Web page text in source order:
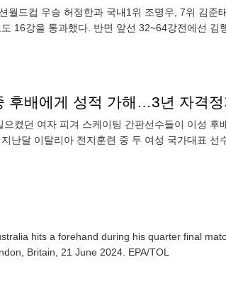
월드컵 우승 허정한과 국내1위 조명우, 7위 김준
16강을 통과했다. 반면 앞선 32~64강전에선 김
후배에게 성적 가해…3년 자격정
켰던 여자 피겨 스케이팅 간판선수들이 이성 후
리아 전지훈련 중 두 여성 국가대표 선수가 숙소에서 이성 후배
hits a forehand during his quarter final
Queen's Club tennis tournament in London, Britain, 21 June 2024. EPA/TOL